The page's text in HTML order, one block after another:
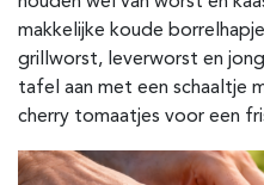
makkelijke koude
grillworst, leverworst en
tafel aan met een schaaltje
cherry tomaatjes voor een